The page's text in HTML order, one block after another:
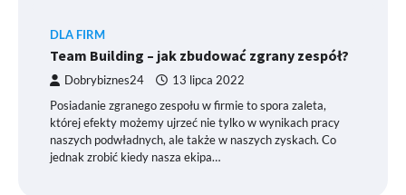
DLA FIRM
Team Building – jak zbudować zgrany zespół?
Dobrybiznes24 13 lipca 2022
Posiadanie zgranego zespołu w firmie to spora zaleta,
której efekty możemy ujrzeć nie tylko w wynikach pracy
naszych podwładnych, ale także w naszych zyskach. Co
jednak zrobić kiedy nasza ekipa…